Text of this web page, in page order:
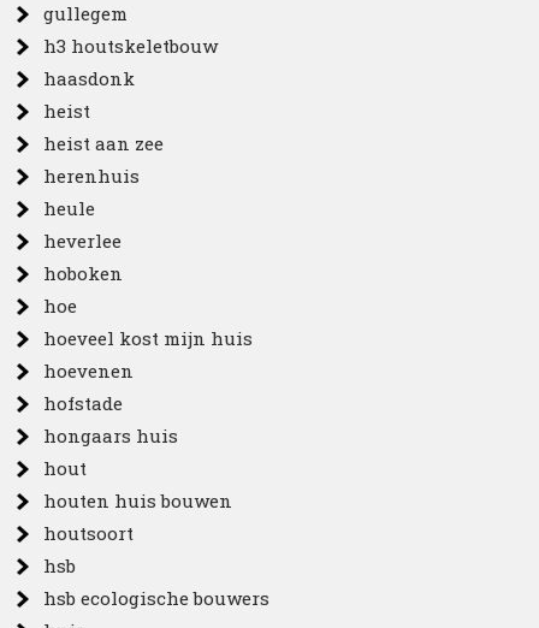
gullegem
h3 houtskeletbouw
haasdonk
heist
heist aan zee
herenhuis
heule
heverlee
hoboken
hoe
hoeveel kost mijn huis
hoevenen
hofstade
hongaars huis
hout
houten huis bouwen
houtsoort
hsb
hsb ecologische bouwers